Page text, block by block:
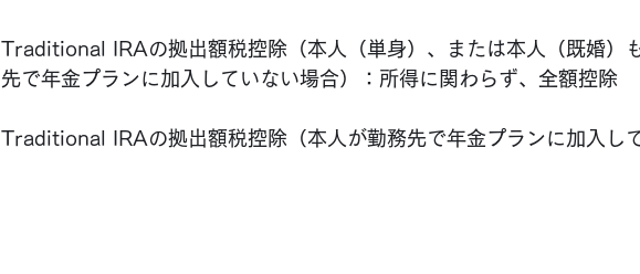
Traditional IRAの拠出額税控除（本人（単身）、または本人（既婚）
先で年金プランに加入していない場合）：所得に関わらず、全額控除
Traditional IRAの拠出額税控除（本人が勤務先で年金プランに加入し